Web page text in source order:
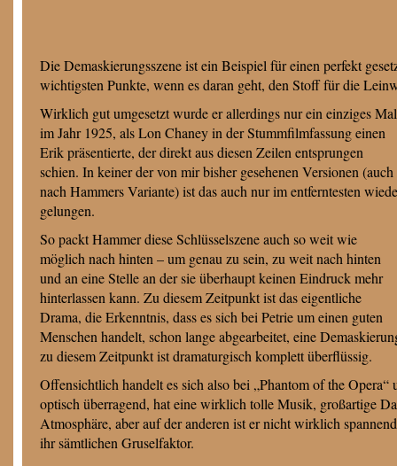
Die Demaskierungsszene ist ein Beispiel für einen perfekt
wichtigsten Punkte, wenn es daran geht, den Stoff für die
Wirklich gut umgesetzt wurde er allerdings nur ein einziges Mal
im Jahr 1925, als Lon Chaney in der Stummfilmfassung einen
Erik präsentierte, der direkt aus diesen Zeilen entsprungen
schien. In keiner der von mir bisher gesehenen Versionen (auch
nach Hammers Variante) ist das auch nur im entferntesten
gelungen.
So packt Hammer diese Schlüsselszene auch so weit wie
möglich nach hinten – um genau zu sein, zu weit nach hinten
und an eine Stelle an der sie überhaupt keinen Eindruck mehr
hinterlassen kann. Zu diesem Zeitpunkt ist das eigentliche
Drama, die Erkenntnis, dass es sich bei Petrie um einen guten
Menschen handelt, schon lange abgearbeitet, eine
zu diesem Zeitpunkt ist dramaturgisch komplett überflüssig.
Offensichtlich handelt es sich also bei „Phantom of the
optisch überragend, hat eine wirklich tolle Musik, großartige
Atmosphäre, aber auf der anderen ist er nicht wirklich
ihr sämtlichen Gruselfaktor.